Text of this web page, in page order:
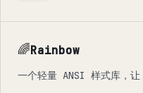
🌈Rainbow
一个轻量 ANSI 样式库，